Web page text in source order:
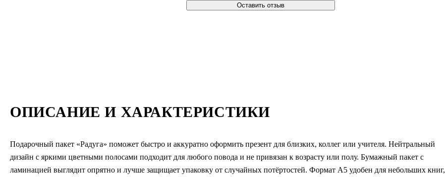
ОПИСАНИЕ И ХАРАКТЕРИСТИКИ
Подарочный пакет «Радуга» поможет быстро и аккуратно оформить презент для близких, коллег или учителя. Нейтральный
дизайн с яркими цветными полосами подходит для любого повода и не привязан к возрасту или полу. Бумажный пакет с
ламинацией выглядит опрятно и лучше защищает упаковку от случайных потёртостей. Формат А5 удобен для небольших книг,
Оставить отзыв